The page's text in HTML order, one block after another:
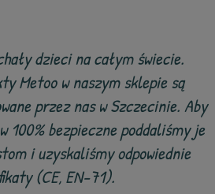
dzieci na całym świecie.
Metoo w naszym sklepie są
przez nas w Szczecinie. Aby
100% bezpieczne poddaliśmy je
i uzyskaliśmy odpowiednie
(CE, EN-71).